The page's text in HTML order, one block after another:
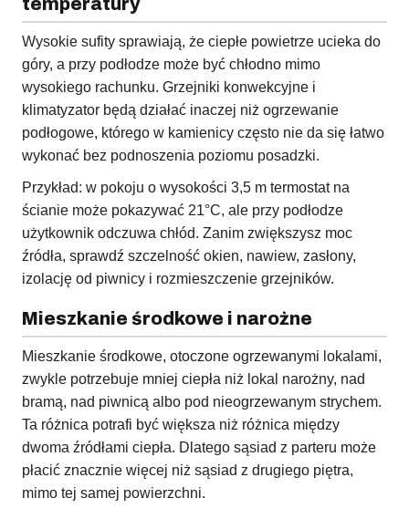
Wysokie sufity sprawiają, że ciepłe powietrze ucieka do
góry, a przy podłodze może być chłodno mimo
wysokiego rachunku. Grzejniki konwekcyjne i
klimatyzator będą działać inaczej niż ogrzewanie
podłogowe, którego w kamienicy często nie da się łatwo
wykonać bez podnoszenia poziomu posadzki.
Przykład: w pokoju o wysokości 3,5 m termostat na
ścianie może pokazywać 21°C, ale przy podłodze
użytkownik odczuwa chłód. Zanim zwiększysz moc
źródła, sprawdź szczelność okien, nawiew, zasłony,
izolację od piwnicy i rozmieszczenie grzejników.
Mieszkanie środkowe i narożne
Mieszkanie środkowe, otoczone ogrzewanymi lokalami,
zwykle potrzebuje mniej ciepła niż lokal narożny, nad
bramą, nad piwnicą albo pod nieogrzewanym strychem.
Ta różnica potrafi być większa niż różnica między
dwoma źródłami ciepła. Dlatego sąsiad z parteru może
płacić znacznie więcej niż sąsiad z drugiego piętra,
mimo tej samej powierzchni.